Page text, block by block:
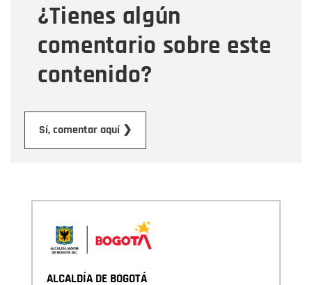
¿Tienes algún
comentario sobre este
contenido?
Sí, comentar aquí ❯
Mensaje
ALCALDÍA DE BOGOTÁ